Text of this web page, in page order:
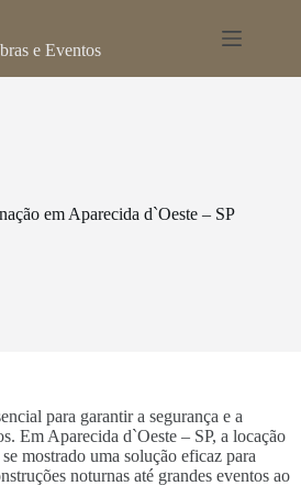
e Eventos
em Aparecida d`Oeste – SP
para garantir a segurança e a
Em Aparecida d`Oeste – SP, a locação
mostrado uma solução eficaz para
noturnas até grandes eventos ao